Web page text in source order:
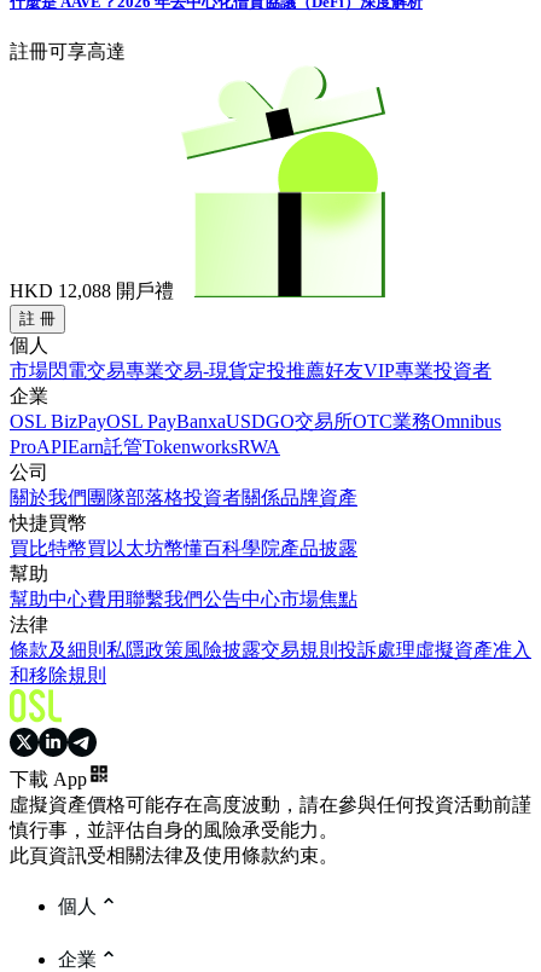
註冊可享高達
HKD 12,088 開戶禮
註 冊
個人
市場閃電交易專業交易-現貨定投推薦好友VIP專業投資者
企業
OSL BizPayOSL PayBanxaUSDGO交易所OTC業務Omnibus
ProAPIEarn託管TokenworksRWA
公司
關於我們 團隊部落格投資者關係品牌資產
快捷買幣
買比特幣買以太坊幣懂百科學院產品披露
幫助
幫助中心費用聯繫我們公告中心市場焦點
法律
條款及細則 私隱政策風險披露交易規則 投訴處理虛擬資產准入
和移除規則
下載 App
虛擬資產價格可能存在高度波動，請在參與任何投資活動前謹
慎行事，並評估自身的風險承受能力。
此頁資訊受相關法律及使用條款約束。
個人
企業